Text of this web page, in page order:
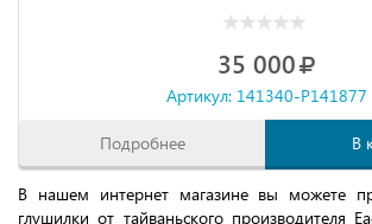
В нашем интернет магазине вы можете
глушилки от тайваньского производителя
35 000
Артикул: 141340-P141877
Подробнее В